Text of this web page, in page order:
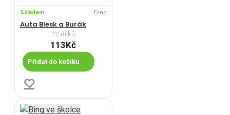
Skladem Dino
Auta Blesk a Burák
12 dílků
113Kč
Přidat do košíku